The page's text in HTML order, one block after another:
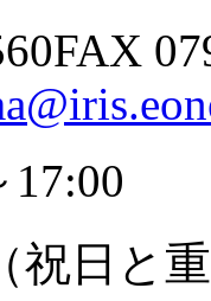
FAX
17:00
祝日と